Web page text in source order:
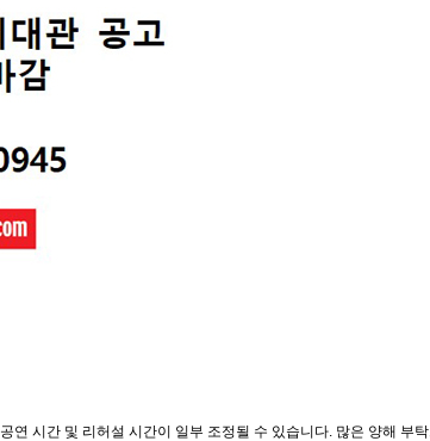
시간 및 리허설 시간이 일부 조정될 수 있습니다. 많은 양해 부